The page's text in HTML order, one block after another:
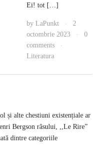
Ei! tot […]
by LaPunkt ·
2
octombrie 2023
·
0
comments
·
Literatura
și alte chestiuni existențiale ar
Bergson râsului, ,,Le Rire”
dintre categoriile